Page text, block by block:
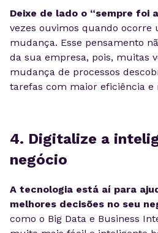
Deixe de lado o “sempre foi
vezes ouvimos quando ocorre
mudança. Esse pensamento
da sua empresa, pois, muitas
mudança de processos
tarefas com maior eficiência e
4. Digitalize a
negócio
A tecnologia está aí para
melhores decisões no seu
como o Big Data e Business